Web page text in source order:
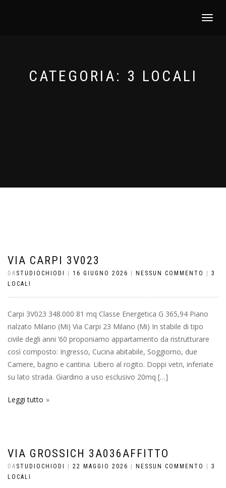
CATEGORIA: 3 LOCALI
VIA CARPI 3V023
DA STUDIOCHIODI 16 GIUGNO 2026 NESSUN COMMENTO
3
LOCALI
Carpi 3V023 348.000 81 mq Classe Energetica G 365,94 Piano
rialzato Milano (Mi) Via Carpi 23 Milano (Mi) In stabile di tipo
civile degli anni ’60 proponiamo appartamento da ristrutturare
così composto: Ingresso, Cucina abitabile, Soggiorno, due
Camere, bagno e cantina. Libero al rogito. Doppi vetri, inferiate
su lato strada. Giardino a uso esclusivo 20mq […]
Leggi tutto
VIA GROSSICH 3A036AFFITTO
DA STUDIOCHIODI 22 MAGGIO 2026 NESSUN COMMENTO
3
LOCALI